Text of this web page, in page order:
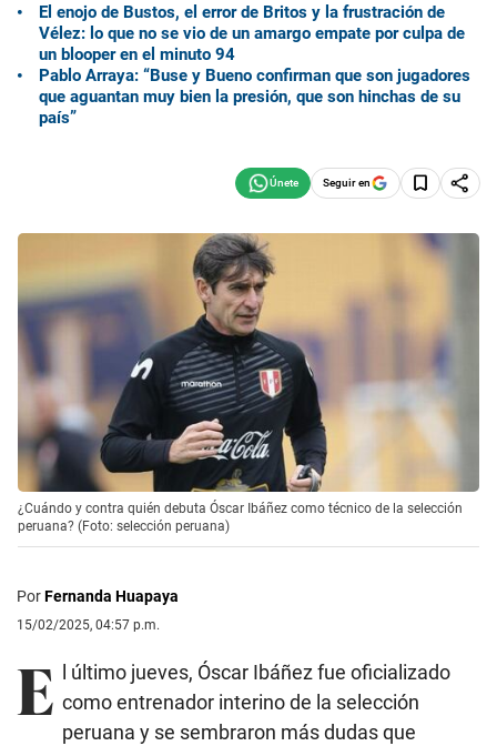
El enojo de Bustos, el error de Britos y la frustración de
Vélez: lo que no se vio de un amargo empate por culpa de
un blooper en el minuto 94
Pablo Arraya: “Buse y Bueno confirman que son jugadores
que aguantan muy bien la presión, que son hinchas de su
país”
Seguir en
¿Cuándo y contra quién debuta Óscar Ibáñez como técnico de la selección
peruana? (Foto: selección peruana)
PorFernanda Huapaya
15/02/2025, 04:57 p.m.
E
l último jueves, Óscar Ibáñez fue oficializado
como entrenador interino de la selección
peruana y se sembraron más dudas que